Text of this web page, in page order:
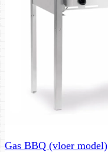
Gas BBQ (vloer model)